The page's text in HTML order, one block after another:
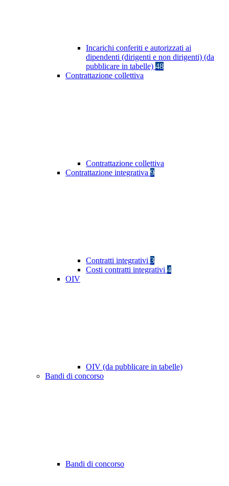
Incarichi conferiti e autorizzati ai
dipendenti (dirigenti e non dirigenti) (da
pubblicare in tabelle) 48
Contrattazione collettiva
Contrattazione collettiva
Contrattazione integrativa 9
Contratti integrativi 3
Costi contratti integrativi 4
OIV
OIV (da pubblicare in tabelle)
Bandi di concorso
Bandi di concorso